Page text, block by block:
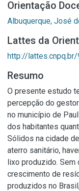
Orientação
Albuquerque, José
Lattes da
http://
Resumo
O presente estudo
percepção do
no município de
dos habitantes
Sólidos na cidade
aterro sanitário,
lixo produzido. Sem
crescimento de
produzidos no